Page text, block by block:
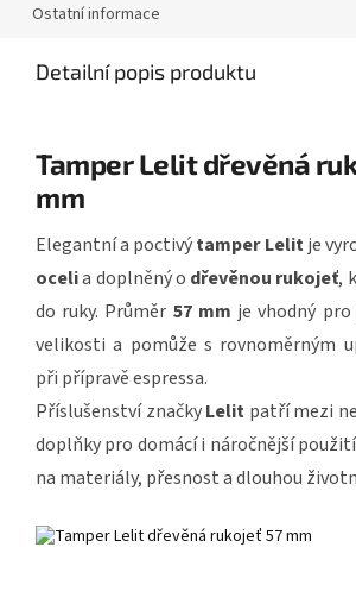
Ostatní informace
Detailní popis produktu
Tamper Lelit dřevěná
mm
Elegantní a poctivýtamper Lelitje
ocelia doplněný o dřevěnou rukojeť,
do ruky. Průměr 57 mm je vhodný
velikosti a pomůže s rovnoměrným
při přípravě espressa.
Příslušenství značkyLelit patří mezi
doplňky pro domácí i náročnější
na materiály, přesnost a dlouhou